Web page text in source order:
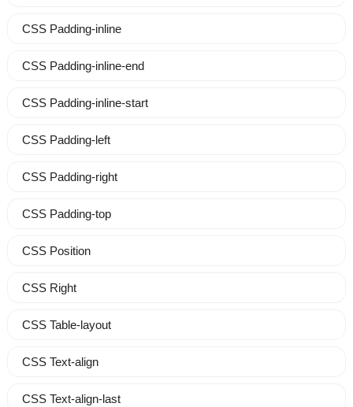
CSS Padding-inline
CSS Padding-inline-end
CSS Padding-inline-start
CSS Padding-left
CSS Padding-right
CSS Padding-top
CSS Position
CSS Right
CSS Table-layout
CSS Text-align
CSS Text-align-last